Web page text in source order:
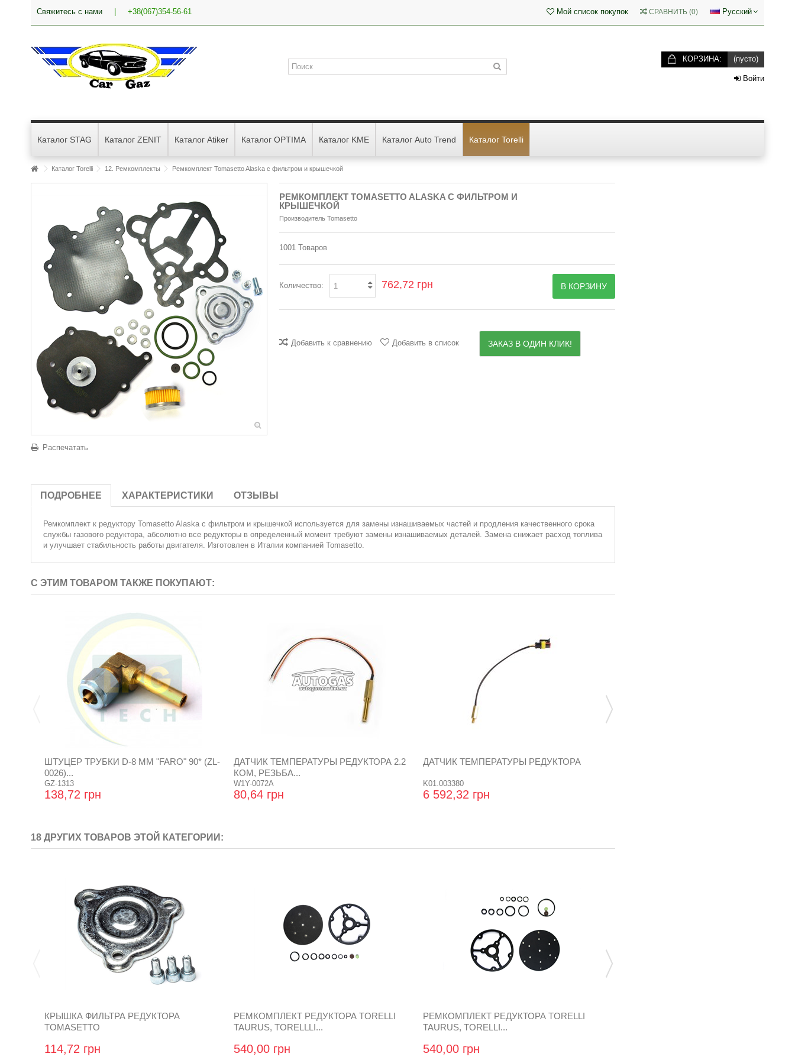
Русский
Свяжитесь с нами +38(067)354-56-61 СРАВНИТЬ (0)
Мой список покупок
КОРЗИНА: (пусто)
Войти
Каталог STAG Каталог ZENIT Каталог Atiker Каталог OPTIMA Каталог KME Каталог Auto Trend Каталог Torelli
Каталог Torelli 12. Ремкомплекты Ремкомплект Tomasetto Alaska с фильтром и крышечкой
Распечатать
РЕМКОМПЛЕКТ TOMASETTO ALASKA С ФИЛЬТРОМ И
КРЫШЕЧКОЙ
Производитель Tomasetto
1001 Товаров
В КОРЗИНУ
Количество: 762,72 грн
Добавить к сравнению Добавить в список ЗАКАЗ В ОДИН КЛИК!
ПОДРОБНЕЕ ХАРАКТЕРИСТИКИ ОТЗЫВЫ
Ремкомплект к редуктору Tomasetto Alaska с фильтром и крышечкой используется для замены изнашиваемых частей и продления качественного срока
службы газового редуктора, абсолютно все редукторы в определенный момент требуют замены изнашиваемых деталей. Замена снижает расход топлива
и улучшает стабильность работы двигателя. Изготовлен в Италии компанией Tomasetto.
С ЭТИМ ТОВАРОМ ТАКЖЕ ПОКУПАЮТ:
ШТУЦЕР ТРУБКИ D-8 ММ "FARO" 90* (ZL-
0026)...
GZ-1313
138,72 грн
ДАТЧИК ТЕМПЕРАТУРЫ РЕДУКТОРА 2.2
КОМ, РЕЗЬБА...
W1Y-0072A
80,64 грн
ДАТЧИК ТЕМПЕРАТУРЫ РЕДУКТОРА
K01.003380
6 592,32 грн
18 ДРУГИХ ТОВАРОВ ЭТОЙ КАТЕГОРИИ:
КРЫШКА ФИЛЬТРА РЕДУКТОРА
TOMASETTO
114,72 грн
РЕМКОМПЛЕКТ РЕДУКТОРА TORELLI
TAURUS, TORELLLI...
540,00 грн
РЕМКОМПЛЕКТ РЕДУКТОРА TORELLI
TAURUS, TORELLI...
540,00 грн